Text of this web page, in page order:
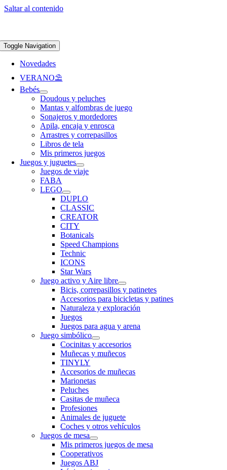
Saltar al contenido
Toggle Navigation
Novedades
VERANO⛱️​
Bebés
Doudous y peluches
Mantas y alfombras de juego
Sonajeros y mordedores
Apila, encaja y enrosca
Arrastres y correpasillos
Libros de tela
Mis primeros juegos
Juegos y juguetes
Juegos de viaje
FABA
LEGO
DUPLO
CLASSIC
CREATOR
CITY
Botanicals
Speed Champions
Technic
ICONS
Star Wars
Juego activo y Aire libre
Bicis, correpasillos y patinetes
Accesorios para bicicletas y patines
Naturaleza y exploración
Juegos
Juegos para agua y arena
Juego simbólico
Cocinitas y accesorios
Muñecas y muñecos
TINYLY
Accesorios de muñecas
Marionetas
Peluches
Casitas de muñeca
Profesiones
Animales de juguete
Coches y otros vehículos
Juegos de mesa
Mis primeros juegos de mesa
Cooperativos
Juegos ABJ